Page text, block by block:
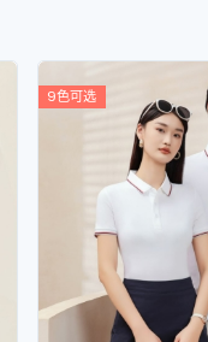
9色可选